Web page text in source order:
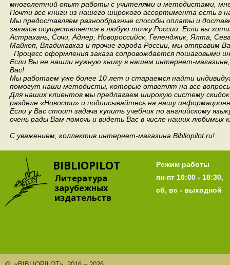
многолетний опыт работы с учителями и методистами,
Почти все книги из нашего широкого ассортимента есть в
Мы предоставляем разнообразные способы оплаты и
заказов осуществляется в любую точку России. Если вы
Астрахань, Сочи, Адлер, Новороссийск, Геленджик, Ялта,
Майкоп, Владикавказ и прочие города России, мы отправим
Процесс оформления заказа сопровождается пошаговыми
Если Вы не нашли нужную книгу в нашем интернет-
Вас!
Мы работаем уже более 10 лет и стараемся найти
помогут наши методисты, которые ответят на все
Для наших клиентов мы предлагаем широкую систему
разделе «Новости» и подписывайтесь на нашу
Если у Вас стоит задача купить учебник по английскому
очень рады Вам помочь и видеть Вас в числе наших любимых
С уважением, коллектив интернет-магазина Bibliopilot.ru!
BIBLIOPILOT
Литература
зарубежных
издательств
Режим работы
пн-пт 10:00 - 18:30,
сб, вс - выходной